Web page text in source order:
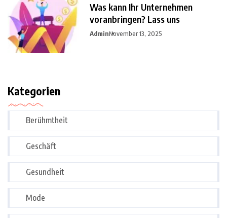
Was kann Ihr Unternehmen
voranbringen? Lass uns
AdminNovember 13, 2025
Kategorien
Berühmtheit
Geschäft
Gesundheit
Mode